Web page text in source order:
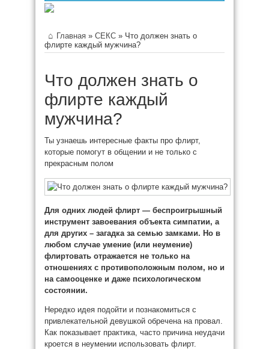
Главная » СЕКС » Что должен знать о
флирте каждый мужчина?
Что должен знать о
флирте каждый
мужчина?
Ты узнаешь интересные факты про флирт,
которые помогут в общении и не только с
прекрасным полом
Для одних людей флирт — беспроигрышный
инструмент завоевания объекта симпатии, а
для других – загадка за семью замками. Но в
любом случае умение (или неумение)
флиртовать отражается не только на
отношениях с противоположным полом, но и
на самооценке и даже психологическом
состоянии.
Нередко идея подойти и познакомиться с
привлекательной девушкой обречена на провал.
Как показывает практика, часто причина неудачи
кроется в неумении использовать флирт.